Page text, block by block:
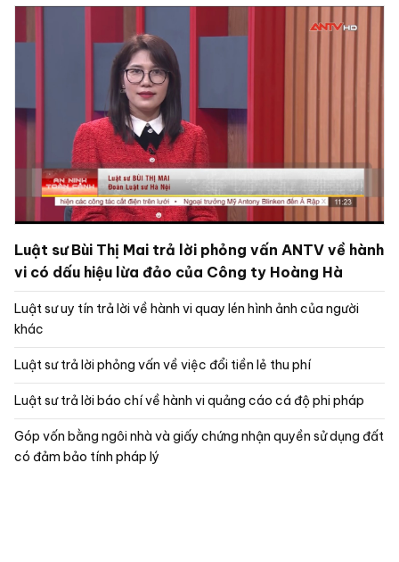
Luật sư Bùi Thị Mai trả lời phỏng vấn ANTV về hành
vi có dấu hiệu lừa đảo của Công ty Hoàng Hà
Luật sư uy tín trả lời về hành vi quay lén hình ảnh của người
khác
Luật sư trả lời phỏng vấn về việc đổi tiền lẻ thu phí
Luật sư trả lời báo chí về hành vi quảng cáo cá độ phi pháp
Góp vốn bằng ngôi nhà và giấy chứng nhận quyền sử dụng đất
có đảm bảo tính pháp lý